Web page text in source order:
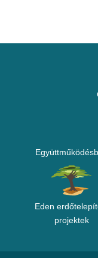
Eden
projektek